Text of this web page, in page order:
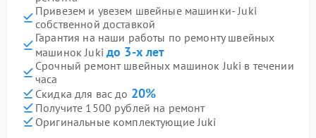
Привезем и увезем швейные машинки- Juki
собственной доставкой
Гарантия на наши работы по ремонту швейных
машинок Juki до 3-х лет
Срочный ремонт швейных машинок Juki в течении
часа
Скидка для вас до 20%
Получите 1500 рублей на ремонт
Оригинальные комплектующие Juki